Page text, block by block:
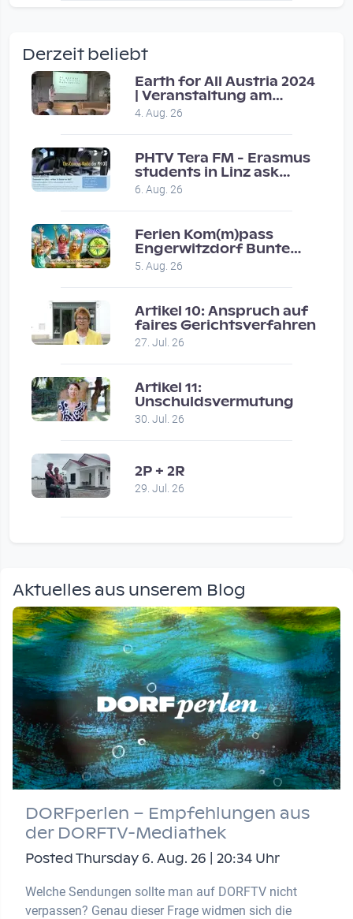
Vor 2 weeks 4 days
Coole Sendung, tolle…
Vor 1 month 2 weeks
Eure Show war super :-)…
Vor 1 month 2 weeks
Derzeit beliebt
Earth for All Austria 2024
| Veranstaltung am
8.7.2024
4. Aug. 26
PHTV Tera FM - Erasmus
students in Linz ask
people on road for
recommendations
6. Aug. 26
Ferien Kom(m)pass
Engerwitzdorf Bunte
Hundestunde
5. Aug. 26
Artikel 10: Anspruch auf
faires Gerichtsverfahren
27. Jul. 26
Artikel 11:
Unschuldsvermutung
30. Jul. 26
2P + 2R
29. Jul. 26
Aktuelles aus unserem Blog
DORFperlen – Empfehlungen aus
der DORFTV-Mediathek
Posted Thursday 6. Aug. 26 | 20:34 Uhr
Welche Sendungen sollte man auf DORFTV nicht
verpassen? Genau dieser Frage widmen sich die